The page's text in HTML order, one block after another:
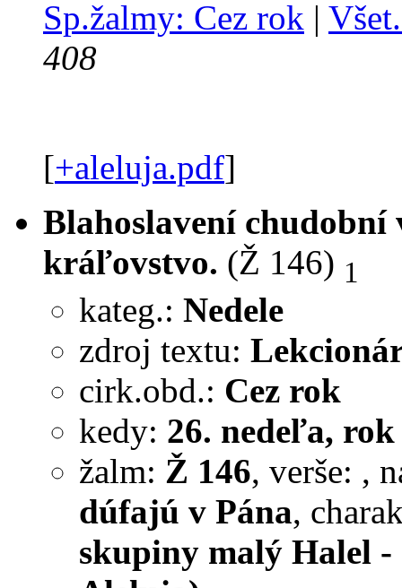
Sp.žalmy: Cez rok |
408
[+aleluja.pdf]
Blahoslavení chudobní
kráľovstvo. (Ž 146) 1
kateg.: Nedele
zdroj textu:
cirk.obd.: Cez rok
kedy: 26. nedeľa,
žalm: Ž 146, verše: ,
dúfajú v Pána,
skupiny malý Halel